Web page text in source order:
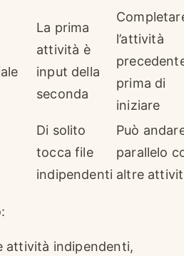
La prima
attività è
input della
seconda
l’attività
prima di
iniziare
Di solito
tocca file
indipendenti
Può
parallelo
altre
attività indipendenti,